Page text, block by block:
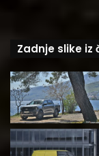
Zadnje slike iz